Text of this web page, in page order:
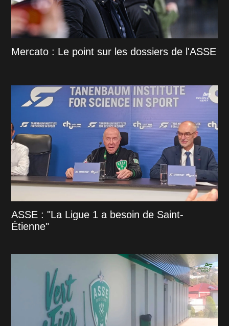
Mercato : Le point sur les dossiers de l'ASSE
ASSE : "La Ligue 1 a besoin de Saint-
Étienne"